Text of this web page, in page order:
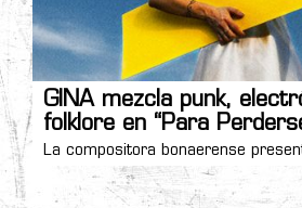
GINA mezcla punk,
folklore en “Para
La compositora bonaerense